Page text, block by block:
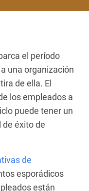
el período
una organización
de ella. El
los empleados a
puede tener un
éxito de
de
esporádicos
están